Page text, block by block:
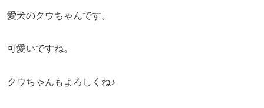
愛犬のクウちゃんです。
可愛いですね。
クウちゃんもよろしくね♪